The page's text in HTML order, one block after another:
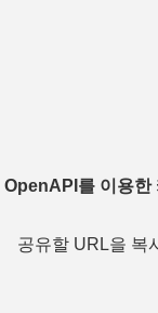
OpenAPI를 이용한
공유할 URL을 복